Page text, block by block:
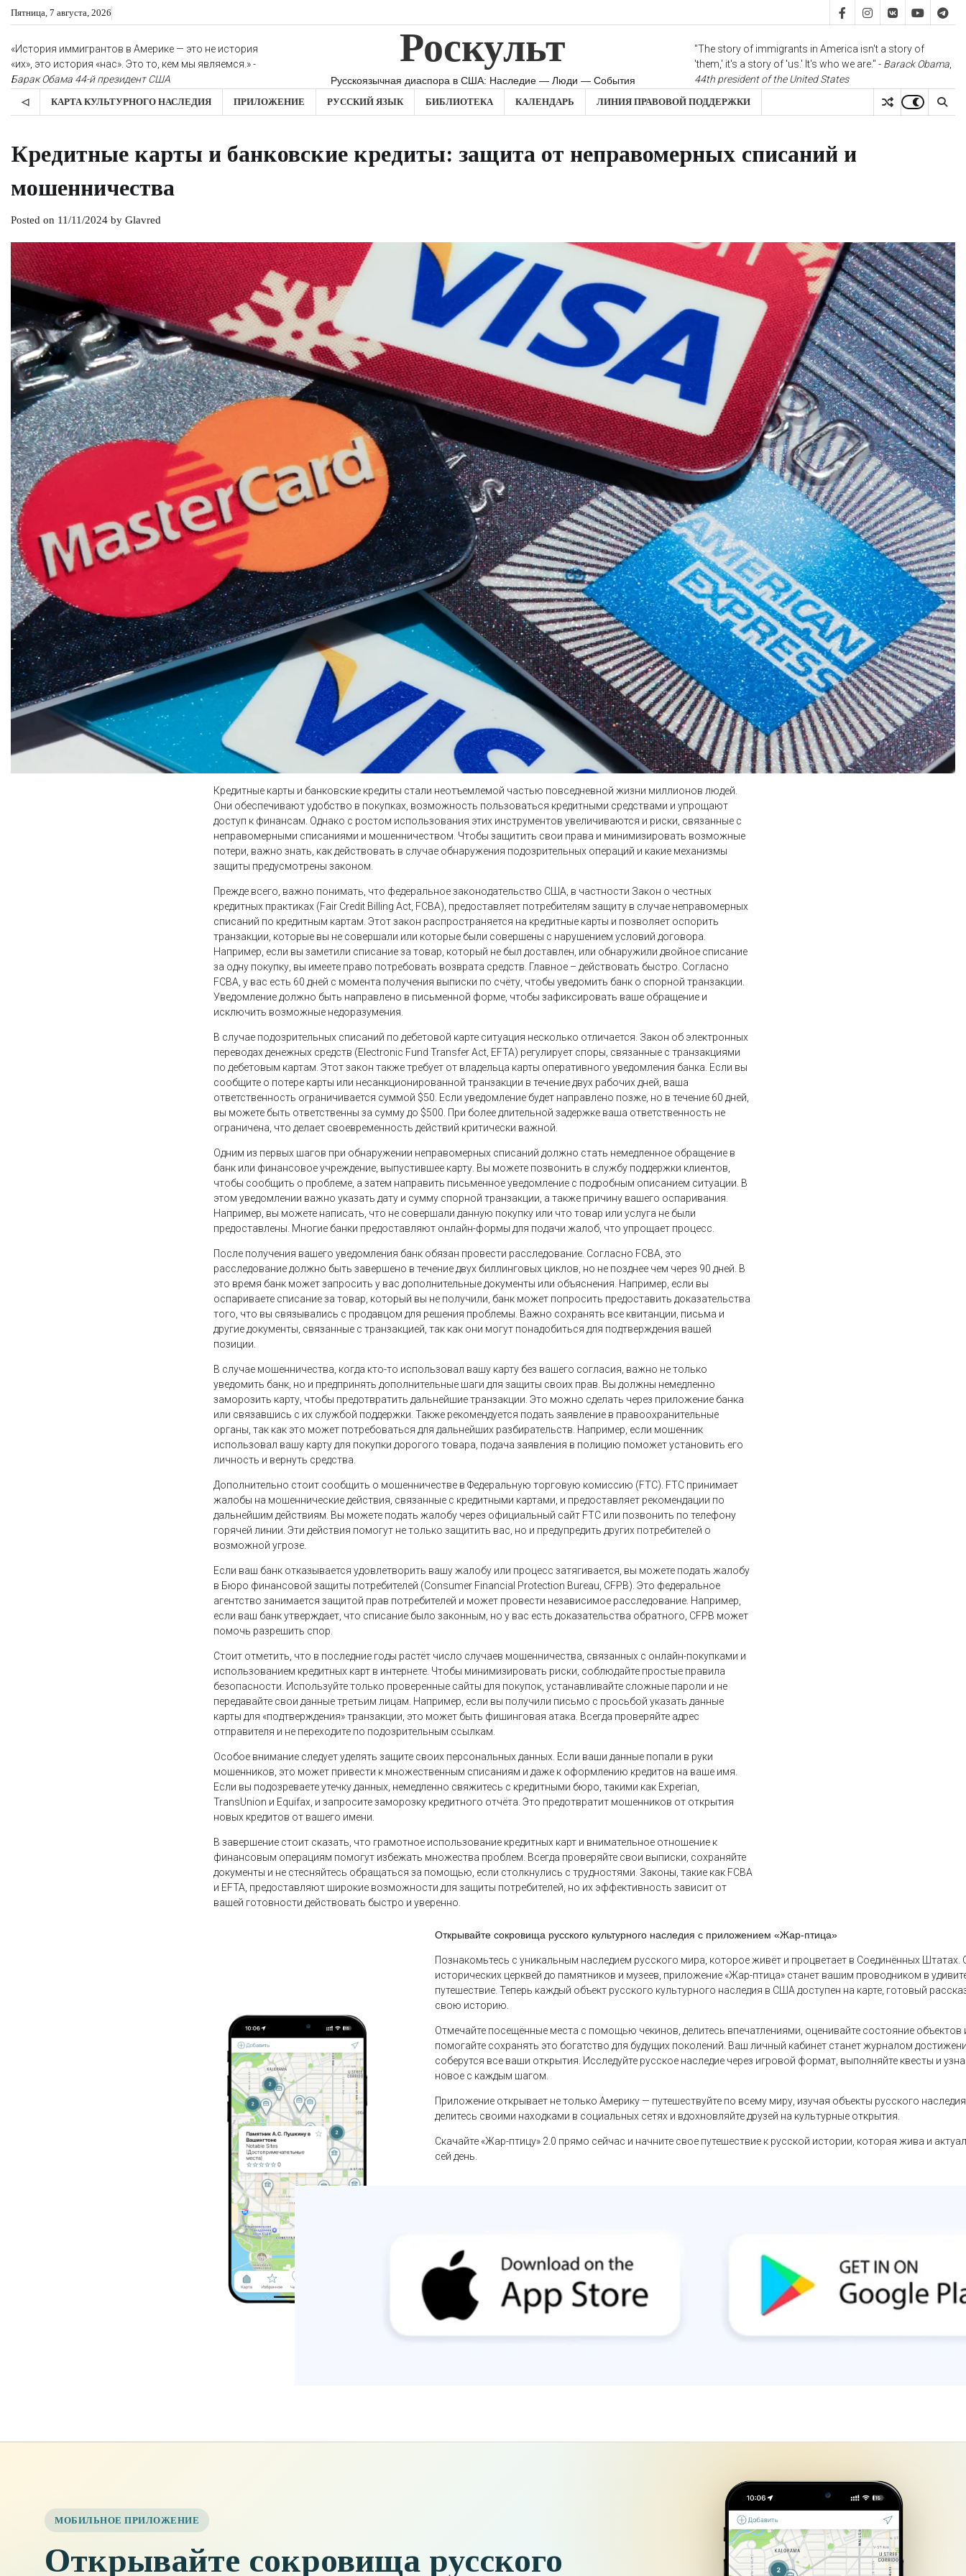
SkipПятница, 7 августа, 2026
FB IS vk YT TG
«История иммигрантов в Америке — это не история
«их», это история «нас». Это то, кем мы являемся.» -
Барак Обама 44-й президент США
Роскульт
Русскоязычная диаспора в США: Наследие — Люди — События
"The story of immigrants in America isn't a story of
'them,' it's a story of 'us.' It's who we are." - Barack Obama
44th president of the United States
◁ КАРТА КУЛЬТУРНОГО НАСЛЕДИЯ ПРИЛОЖЕНИЕ РУССКИЙ ЯЗЫК БИБЛИОТЕКА КАЛЕНДАРЬ ЛИНИЯ ПРАВОВОЙ ПОДДЕРЖКИ
Кредитные карты и банковские кредиты: защита от неправомерных списаний и
мошенничества
Posted on 11/11/2024 by Glavred
Кредитные карты и банковские кредиты стали неотъемлемой частью повседневной жизни миллионов людей.
Они обеспечивают удобство в покупках, возможность пользоваться кредитными средствами и упрощают
доступ к финансам. Однако с ростом использования этих инструментов увеличиваются и риски, связанные с
неправомерными списаниями и мошенничеством. Чтобы защитить свои права и минимизировать возможные
потери, важно знать, как действовать в случае обнаружения подозрительных операций и какие механизмы
защиты предусмотрены законом.
Прежде всего, важно понимать, что федеральное законодательство США, в частности Закон о честных
кредитных практиках (Fair Credit Billing Act, FCBA), предоставляет потребителям защиту в случае неправомерных
списаний по кредитным картам. Этот закон распространяется на кредитные карты и позволяет оспорить
транзакции, которые вы не совершали или которые были совершены с нарушением условий договора.
Например, если вы заметили списание за товар, который не был доставлен, или обнаружили двойное списание
за одну покупку, вы имеете право потребовать возврата средств. Главное – действовать быстро. Согласно
FCBA, у вас есть 60 дней с момента получения выписки по счёту, чтобы уведомить банк о спорной транзакции.
Уведомление должно быть направлено в письменной форме, чтобы зафиксировать ваше обращение и
исключить возможные недоразумения.
В случае подозрительных списаний по дебетовой карте ситуация несколько отличается. Закон об электронных
переводах денежных средств (Electronic Fund Transfer Act, EFTA) регулирует споры, связанные с транзакциями
по дебетовым картам. Этот закон также требует от владельца карты оперативного уведомления банка. Если вы
сообщите о потере карты или несанкционированной транзакции в течение двух рабочих дней, ваша
ответственность ограничивается суммой $50. Если уведомление будет направлено позже, но в течение 60 дней,
вы можете быть ответственны за сумму до $500. При более длительной задержке ваша ответственность не
ограничена, что делает своевременность действий критически важной.
Одним из первых шагов при обнаружении неправомерных списаний должно стать немедленное обращение в
банк или финансовое учреждение, выпустившее карту. Вы можете позвонить в службу поддержки клиентов,
чтобы сообщить о проблеме, а затем направить письменное уведомление с подробным описанием ситуации. В
этом уведомлении важно указать дату и сумму спорной транзакции, а также причину вашего оспаривания.
Например, вы можете написать, что не совершали данную покупку или что товар или услуга не были
предоставлены. Многие банки предоставляют онлайн-формы для подачи жалоб, что упрощает процесс.
После получения вашего уведомления банк обязан провести расследование. Согласно FCBA, это
расследование должно быть завершено в течение двух биллинговых циклов, но не позднее чем через 90 дней. В
это время банк может запросить у вас дополнительные документы или объяснения. Например, если вы
оспариваете списание за товар, который вы не получили, банк может попросить предоставить доказательства
того, что вы связывались с продавцом для решения проблемы. Важно сохранять все квитанции, письма и
другие документы, связанные с транзакцией, так как они могут понадобиться для подтверждения вашей
позиции.
В случае мошенничества, когда кто-то использовал вашу карту без вашего согласия, важно не только
уведомить банк, но и предпринять дополнительные шаги для защиты своих прав. Вы должны немедленно
заморозить карту, чтобы предотвратить дальнейшие транзакции. Это можно сделать через приложение банка
или связавшись с их службой поддержки. Также рекомендуется подать заявление в правоохранительные
органы, так как это может потребоваться для дальнейших разбирательств. Например, если мошенник
использовал вашу карту для покупки дорогого товара, подача заявления в полицию поможет установить его
личность и вернуть средства.
Дополнительно стоит сообщить о мошенничестве в Федеральную торговую комиссию (FTC). FTC принимает
жалобы на мошеннические действия, связанные с кредитными картами, и предоставляет рекомендации по
дальнейшим действиям. Вы можете подать жалобу через официальный сайт FTC или позвонить по телефону
горячей линии. Эти действия помогут не только защитить вас, но и предупредить других потребителей о
возможной угрозе.
Если ваш банк отказывается удовлетворить вашу жалобу или процесс затягивается, вы можете подать жалобу
в Бюро финансовой защиты потребителей (Consumer Financial Protection Bureau, CFPB). Это федеральное
агентство занимается защитой прав потребителей и может провести независимое расследование. Например,
если ваш банк утверждает, что списание было законным, но у вас есть доказательства обратного, CFPB может
помочь разрешить спор.
Стоит отметить, что в последние годы растёт число случаев мошенничества, связанных с онлайн-покупками и
использованием кредитных карт в интернете. Чтобы минимизировать риски, соблюдайте простые правила
безопасности. Используйте только проверенные сайты для покупок, устанавливайте сложные пароли и не
передавайте свои данные третьим лицам. Например, если вы получили письмо с просьбой указать данные
карты для «подтверждения» транзакции, это может быть фишинговая атака. Всегда проверяйте адрес
отправителя и не переходите по подозрительным ссылкам.
Особое внимание следует уделять защите своих персональных данных. Если ваши данные попали в руки
мошенников, это может привести к множественным списаниям и даже к оформлению кредитов на ваше имя.
Если вы подозреваете утечку данных, немедленно свяжитесь с кредитными бюро, такими как Experian,
TransUnion и Equifax, и запросите заморозку кредитного отчёта. Это предотвратит мошенников от открытия
новых кредитов от вашего имени.
В завершение стоит сказать, что грамотное использование кредитных карт и внимательное отношение к
финансовым операциям помогут избежать множества проблем. Всегда проверяйте свои выписки, сохраняйте
документы и не стесняйтесь обращаться за помощью, если столкнулись с трудностями. Законы, такие как FCBA
и EFTA, предоставляют широкие возможности для защиты потребителей, но их эффективность зависит от
вашей готовности действовать быстро и уверенно.
Открывайте сокровища русского культурного наследия с приложением «Жар-птица»
Познакомьтесь с уникальным наследием русского мира, которое живёт и процветает в Соединённых Штатах.
исторических церквей до памятников и музеев, приложение «Жар-птица» станет вашим проводником в
путешествие. Теперь каждый объект русского культурного наследия в США доступен на карте, готовый
свою историю.
Отмечайте посещённые места с помощью чекинов, делитесь впечатлениями, оценивайте состояние объектов
помогайте сохранять это богатство для будущих поколений. Ваш личный кабинет станет журналом
соберутся все ваши открытия. Исследуйте русское наследие через игровой формат, выполняйте квесты и
новое с каждым шагом.
Приложение открывает не только Америку — путешествуйте по всему миру, изучая объекты русского
делитесь своими находками в социальных сетях и вдохновляйте друзей на культурные открытия.
Скачайте «Жар-птицу» 2.0 прямо сейчас и начните свое путешествие к русской истории, которая жива и
сей день.
МОБИЛЬНОЕ ПРИЛОЖЕНИЕ
Открывайте сокровища русского